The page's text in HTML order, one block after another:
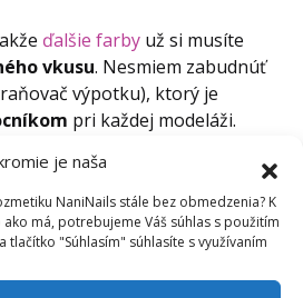
je naša
NaniNails stále bez obmedzenia? K
má, potrebujeme Váš súhlas s použitím
tlačítko "Súhlasím" súhlasíte s využívaním
ďalšie farby už si musíte
vkusu. Nesmiem zabudnúť
výpotku), ktorý je
pri každej modeláži.
Je potrebné ho vo väčšine
😉
poriadne klbkobuničiny,
na tipy, výživný olejčeka